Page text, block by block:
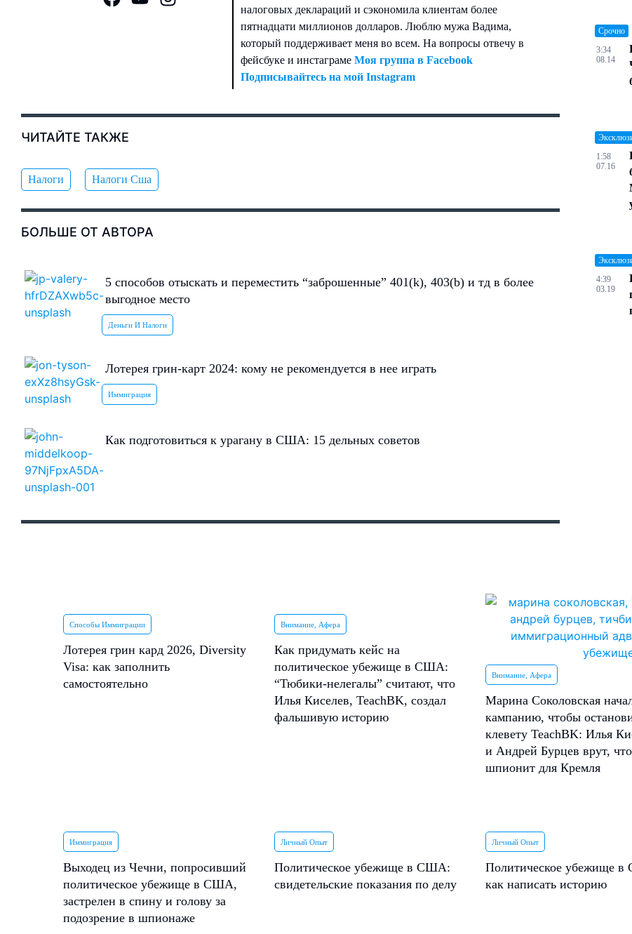
налоговых деклараций и сэкономила клиентам более
пятнадцати миллионов долларов. Люблю мужа Вадима,
который поддерживает меня во всем. На вопросы отвечу в
фейсбуке и инстаграме Моя группа в Facebook
Подписывайтесь на мой Instagram
ЧИТАЙТЕ ТАКЖЕ
Налоги Налоги Сша
БОЛЬШЕ ОТ АВТОРА
5 способов отыскать и переместить “заброшенные” 401(k), 403(b) и тд в более
выгодное место
Деньги И Налоги
Лотерея грин-карт 2024: кому не рекомендуется в нее играть
Иммиграция
Как подготовиться к урагану в США: 15 дельных советов
Срочно
3:34
08.14
1:58
07.16
4:39
03.19
Способы Иммиграции
Лотерея грин кард 2026, Diversity
Visa: как заполнить
самостоятельно
Внимание, Афера
Как придумать кейс на
политическое убежище в США:
“Тюбики-нелегалы” считают, что
Илья Киселев, TeachBK, создал
фальшивую историю
Внимание, Афера
Марина Соколовская
кампанию, чтобы
клевету TeachBK: Илья
и Андрей Бурцев врут,
шпионит для Кремля
Иммиграция
Выходец из Чечни, попросивший
политическое убежище в США,
застрелен в спину и голову за
подозрение в шпионаже
Личный Опыт
Политическое убежище в США:
свидетельские показания по делу
Личный Опыт
Политическое убежище
как написать историю